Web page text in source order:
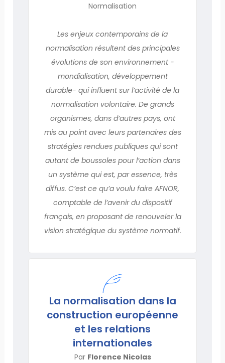
Normalisation
Les enjeux contemporains de la
normalisation résultent des principales
évolutions de son environnement -
mondialisation, développement
durable- qui influent sur l’activité de la
normalisation volontaire. De grands
organismes, dans d’autres pays, ont
mis au point avec leurs partenaires des
stratégies rendues publiques qui sont
autant de boussoles pour l’action dans
un système qui est, par essence, très
diffus. C’est ce qu’a voulu faire AFNOR,
comptable de l’avenir du dispositif
français, en proposant de renouveler la
vision stratégique du système normatif.
La normalisation dans la
construction européenne
et les relations
internationales
Par Florence Nicolas